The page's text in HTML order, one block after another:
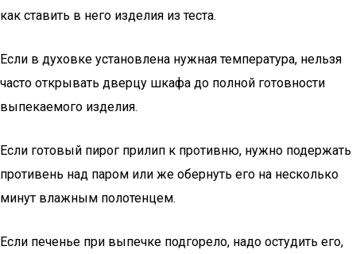
как ставить в него изделия из теста.
Если в духовке установлена нужная температура, нельзя
часто открывать дверцу шкафа до полной готовности
выпекаемого изделия.
Если готовый пирог прилип к противню, нужно подержать
противень над паром или же обернуть его на несколько
минут влажным полотенцем.
Если печенье при выпечке подгорело, надо остудить его,